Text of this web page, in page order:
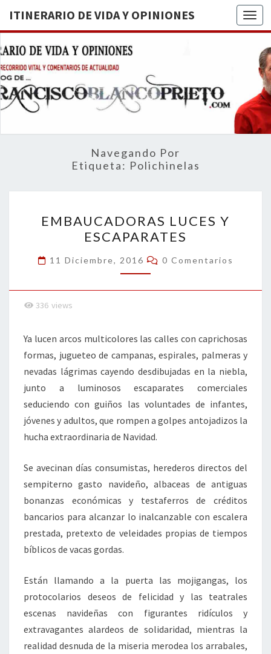
ITINERARIO DE VIDA Y OPINIONES
DE
BREVE
RECORRIDO
VITAL Y
ACTUALIDAD
Navegando Por
Etiqueta: Polichinelas
LUCES
Y
ESCAPARATES
EMBAUCADORAS LUCES Y
ESCAPARATES
11 Diciembre, 2016 Comentarios
0 Comentarios
336 views
Ya lucen arcos multicolores las calles con caprichosas
formas, jugueteo de campanas, espirales, palmeras y
nevadas lágrimas cayendo desdibujadas en la niebla,
junto a luminosos escaparates comerciales
seduciendo con guiños las voluntades de infantes,
jóvenes y adultos, que rompen a golpes antojadizos la
hucha extraordinaria de Navidad.
Se avecinan días consumistas, herederos directos del
sempiterno gasto navideño, albaceas de antiguas
bonanzas económicas y testaferros de créditos
bancarios para alcanzar lo inalcanzable con escalera
prestada, pretexto de veleidades propias de tiempos
bíblicos de vacas gordas.
Están llamando a la puerta las mojigangas, los
protocolarios deseos de felicidad y las teatrales
escenas navideñas con figurantes ridículos y
extravagantes alardeos de solidaridad, mientras la
realidad desnuda de la miseria merodea los arrabales,